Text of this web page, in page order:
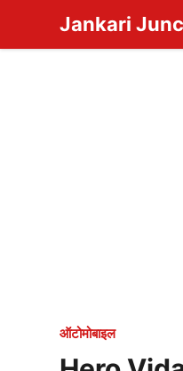
content
Jankari
ऑटोमोबाइल